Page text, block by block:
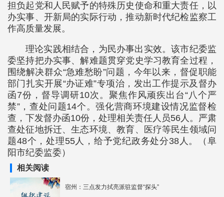
担负起党和人民赋予的特殊历史使命和重大责任，以
办实事、开新局的实际行动，推动新时代纪检监察工
作高质量发展。
理论实践相结合，为民办事出实效。该市纪委监
委坚持把办实事、解难题贯穿党史学习教育全过程，
围绕解决群众“急难愁盼”问题，今年以来，督促职能
部门扎实开展“办证难”专项治，发出工作提示及督办
函7份，督导调研10次。聚焦作风顽疾出台“八个严
禁”，查处问题14个。强化营商环境建设情况监督检
查，下发督办函10份，处理相关责任人员56人。严肃
查处征地拆迁、生态环境、教育、医疗等民生领域问
题48个，处理55人，给予党纪政务处分38人。（阜
阳市纪委监委）
相关阅读
宿州：三点发力拭亮派驻监督“探头”